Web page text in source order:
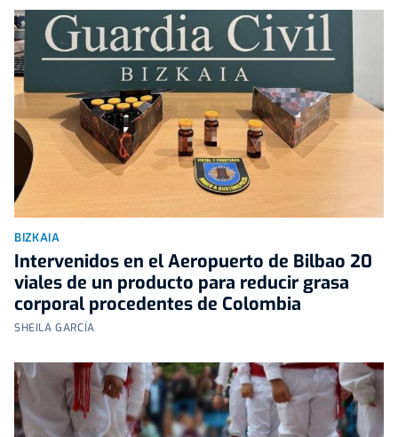
BIZKAIA
Intervenidos en el Aeropuerto de Bilbao 20
viales de un producto para reducir grasa
corporal procedentes de Colombia
SHEILA GARCÍA